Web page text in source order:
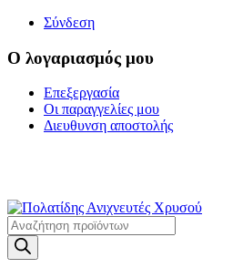
Σύνδεση
Ο λογαριασμός μου
Επεξεργασία
Οι παραγγελίες μου
Διευθυνση αποστολής
Products
search